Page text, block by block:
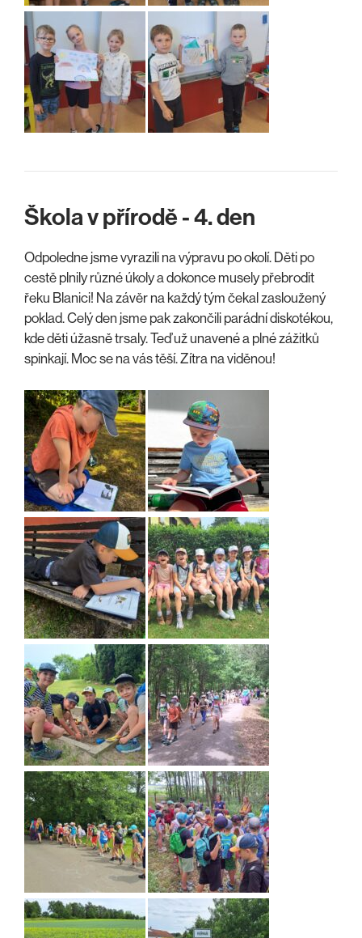
Škola v přírodě - 4. den
Odpoledne jsme vyrazili na výpravu po okolí. Děti po
cestě plnily různé úkoly a dokonce musely přebrodit
řeku Blanici! Na závěr na každý tým čekal zasloužený
poklad. Celý den jsme pak zakončili parádní diskotékou,
kde děti úžasně trsaly. Teď už unavené a plné zážitků
spinkají. Moc se na vás těší. Zítra na viděnou!